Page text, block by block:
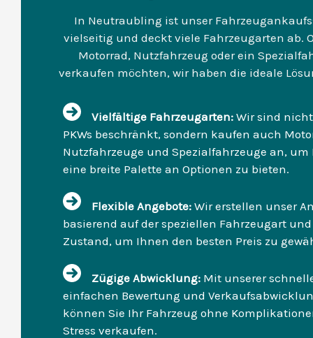
In Neutraubling ist unser
vielseitig und deckt viele Fahrzeugarten ab.
Motorrad, Nutzfahrzeug oder ein
verkaufen möchten, wir haben die ideale
Vielfältige Fahrzeugarten: Wir sind
PKWs beschränkt, sondern kaufen auch
Nutzfahrzeuge und Spezialfahrzeuge an, um
eine breite Palette an Optionen zu bieten.
Flexible Angebote: Wir erstellen unser
basierend auf der speziellen Fahrzeugart
Zustand, um Ihnen den besten Preis zu
Zügige Abwicklung: Mit unserer
einfachen Bewertung und
können Sie Ihr Fahrzeug ohne
Stress verkaufen.